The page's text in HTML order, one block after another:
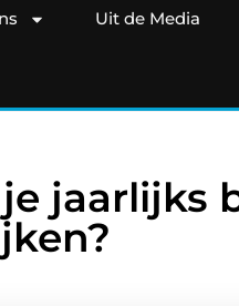
Uit de Media
jaarlijks